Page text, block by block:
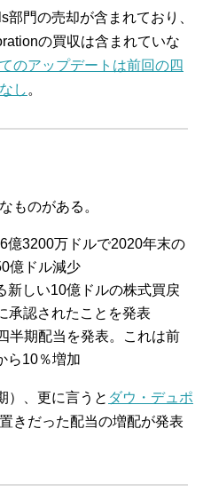
門の売却が含まれており、
の買収は含まれていな
のアップデートは前回の四
し 。
ものがある。
億3200万ドルで2020年末の
億ドル減少
新しい10億ドルの株式買戻
承認されたことを発表
半期配当を発表。これは前
ら10％増加
）、更に言うと ダウ・デュポ
きだった配当の増配が発表